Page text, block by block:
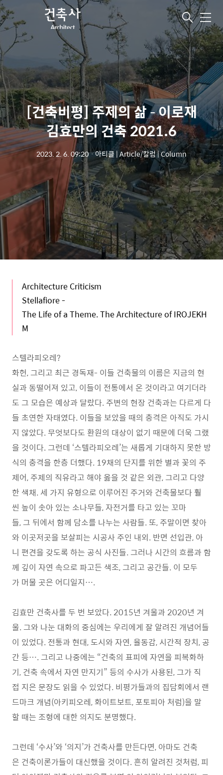
메
뉴
[건축비평] 주제의 삶 – 이로재
김효만의 건축 2021.6
2023. 2. 6. 09:20ㆍ아티클 | Article/칼럼 | Column
Architecture Criticism
Stellafiore -
The Life of a Theme. The Architecture of IROJEKH
M
스텔라피오레?
화헌, 그리고 최근 경독재- 이들 건축물의 이름은 지금의 현
실과 동떨어져 있고, 이들이 전통에서 온 것이라고 여기더라
도 그 모습은 예상과 달랐다. 주변의 현장 건축과는 다르게 다
들 초연한 자태였다. 이들을 보았을 때의 충격은 아직도 가시
지 않았다. 무엇보다도 환원의 대상이 없기 때문에 더욱 그랬
을 것이다. 그런데 ‘스텔라피오레’는 새롭게 기대하지 못한 방
식의 충격을 한층 더했다. 19채의 단지를 위한 별과 꽃의 주
제어, 주제의 직유라고 해야 옳을 것 같은 외관, 그리고 다양
한 색채. 세 가지 유형으로 이루어진 주거와 건축물보다 훨
씬 높이 솟아 있는 소나무들, 자전거를 타고 있는 꼬마
들, 그 뒤에서 함께 담소를 나누는 사람들. 또, 주말이면 찾아
와 이곳저곳을 보살피는 시공사 주인 내외. 반면 선입관, 아
니 편견을 갖도록 하는 공식 사진들. 그러나 시간의 흐름과 함
께 깊이 자연 속으로 파고든 색조, 그리고 공간들. 이 모두
가 머물 곳은 어디일지….
김효만 건축사를 두 번 보았다. 2015년 겨울과 2020년 겨
울. 그와 나눈 대화의 중심에는 우리에게 잘 알려진 개념어들
이 있었다. 전통과 현대, 도시와 자연, 율동감, 시간적 장치, 공
간 등…. 그리고 나중에는 “건축의 표피에 자연을 피복화하
기, 건축 속에서 자연 만지기” 등의 수사가 사용된, 그가 직
접 지은 문장도 읽을 수 있었다. 비평가들과의 집담회에서 랜
드마크 개념(아키피오레, 화이트보트, 포토피아 처럼)을 말
할 때는 조형에 대한 의지도 분명했다.
그런데 ‘수사’와 ‘의지’가 건축사를 만든다면, 아마도 건축
은 건축이론가들이 대신했을 것이다. 흔히 알려진 것처럼, 피